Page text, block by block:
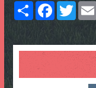
Share Facebook